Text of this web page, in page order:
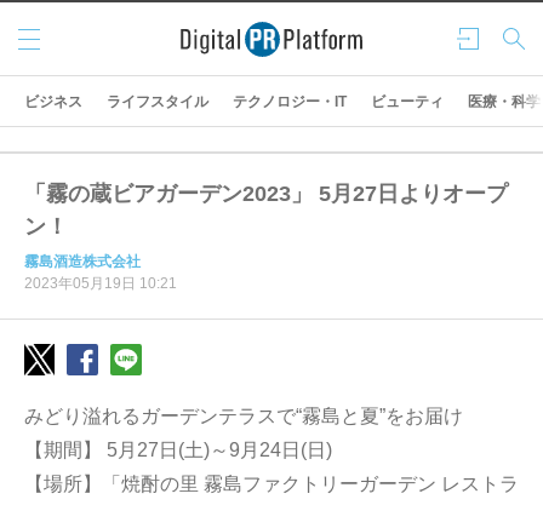
ログ
イン
検索
メニ
ュー
ビジネス ライフスタイル テクノロジー・IT ビューティ 医療・科学
「霧の蔵ビアガーデン2023」 5月27日よりオープ
ン！
霧島酒造株式会社
2023年05月19日 10:21
みどり溢れるガーデンテラスで“霧島と夏”をお届け
【期間】 5月27日(土)～9月24日(日)
【場所】「焼酎の里 霧島ファクトリーガーデン レストラ